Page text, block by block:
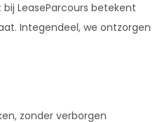
LeaseParcours betekent
Integendeel, we ontzorgen
zonder verborgen